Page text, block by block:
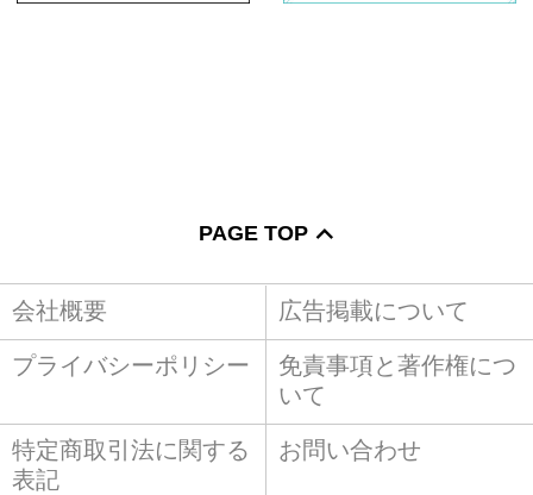
PAGE TOP
会社概要 広告掲載について
プライバシーポリシー
免責事項と著作権につ
いて
特定商取引法に関する
表記
お問い合わせ